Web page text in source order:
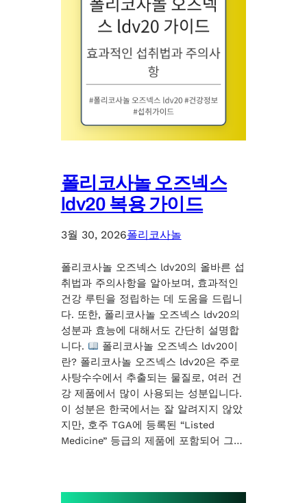
폴리코사놀 오즈넥스
ldv20 복용 가이드
3월 30, 2026폴리코사놀
폴리코사놀 오즈넥스 ldv20의 올바른 섭
취법과 주의사항을 알아보며, 효과적인
건강 루틴을 정립하는 데 도움을 드립니
다. 또한, 폴리코사놀 오즈넥스 ldv20의
성분과 효능에 대해서도 간단히 설명합
니다.
폴리코사놀 오즈넥스 ldv20이
란? 폴리코사놀 오즈넥스 ldv20은 주로
사탕수수에서 추출되는 물질로, 여러 건
강 제품에서 많이 사용되는 성분입니다.
이 성분은 한국에서는 잘 알려지지 않았
지만, 호주 TGA에 등록된 “Listed
Medicine” 등급의 제품에 포함되어 그…